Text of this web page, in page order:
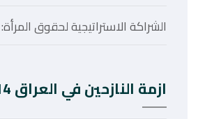
الشراكة الاستراتيجية لحقوق المرأة: NIHR & WEO
ازمة النازحين في العراق 2014